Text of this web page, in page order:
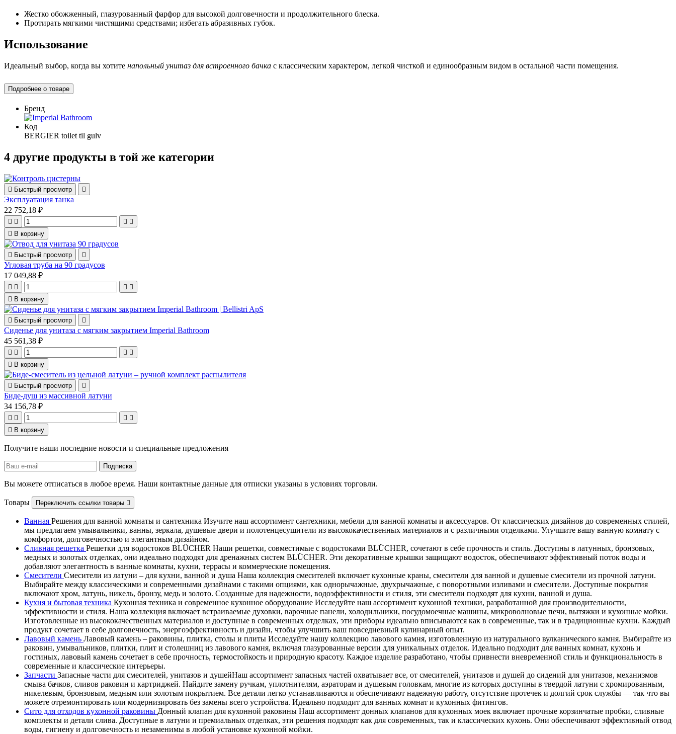
Жестко обожженный, глазурованный фарфор для высокой долговечности и продолжительного блеска.
Протирать мягкими чистящими средствами; избегать абразивных губок.
Использование
Идеальный выбор, когда вы хотите напольный унитаз для встроенного бачка с классическим характером, легкой чисткой и единообразным видом в остальной части помещения.
Подробнее о товаре
Бренд
Код
BERGIER toilet til gulv
4 другие продукты в той же категории
 Быстрый просмотр 
Эксплуатация танка
22 752,18 ₽
   
 В корзину
 Быстрый просмотр 
Угловая труба на 90 градусов
17 049,88 ₽
   
 В корзину
 Быстрый просмотр 
Сиденье для унитаза с мягким закрытием Imperial Bathroom
45 561,38 ₽
   
 В корзину
 Быстрый просмотр 
Биде-душ из массивной латуни
34 156,78 ₽
   
 В корзину
Получите наши последние новости и специальные предложения
Вы можете отписаться в любое время. Наши контактные данные для отписки указаны в условиях торговли.
Товары Переключить ссылки товары 
Ванная Решения для ванной комнаты и сантехника Изучите наш ассортимент сантехники, мебели для ванной комнаты и аксессуаров. От классических дизайнов до современных стилей,
мы предлагаем умывальники, ванны, зеркала, душевые двери и полотенцесушители из высококачественных материалов и с различными отделками. Улучшите вашу ванную комнату с
комфортом, долговечностью и элегантным дизайном.
Сливная решетка Решетки для водостоков BLÜCHER Наши решетки, совместимые с водостоками BLÜCHER, сочетают в себе прочность и стиль. Доступны в латунных, бронзовых,
медных и золотых отделках, они идеально подходят для дренажных систем BLÜCHER. Эти декоративные крышки защищают водосток, обеспечивают эффективный поток воды и
добавляют элегантность в ванные комнаты, кухни, террасы и коммерческие помещения.
Смесители Смесители из латуни – для кухни, ванной и душа Наша коллекция смесителей включает кухонные краны, смесители для ванной и душевые смесители из прочной латуни.
Выбирайте между классическими и современными дизайнами с такими опциями, как однорычажные, двухрычажные, с поворотными изливами и смесители. Доступные покрытия
включают хром, латунь, никель, бронзу, медь и золото. Созданные для надежности, водоэффективности и стиля, эти смесители подходят для кухни, ванной и душа.
Кухня и бытовая техника Кухонная техника и современное кухонное оборудование Исследуйте наш ассортимент кухонной техники, разработанной для производительности,
эффективности и стиля. Наша коллекция включает встраиваемые духовки, варочные панели, холодильники, посудомоечные машины, микроволновые печи, вытяжки и кухонные мойки.
Изготовленные из высококачественных материалов и доступные в современных отделках, эти приборы идеально вписываются как в современные, так и в традиционные кухни. Каждый
продукт сочетает в себе долговечность, энергоэффективность и дизайн, чтобы улучшить ваш повседневный кулинарный опыт.
Лавовый камень Лавовый камень – раковины, плитка, столы и плиты Исследуйте нашу коллекцию лавового камня, изготовленную из натурального вулканического камня. Выбирайте из
раковин, умывальников, плитки, плит и столешниц из лавового камня, включая глазурованные версии для уникальных отделок. Идеально подходит для ванных комнат, кухонь и
гостиных, лавовый камень сочетает в себе прочность, термостойкость и природную красоту. Каждое изделие разработано, чтобы привнести вневременной стиль и функциональность в
современные и классические интерьеры.
Запчасти Запасные части для смесителей, унитазов и душейНаш ассортимент запасных частей охватывает все, от смесителей, унитазов и душей до сидений для унитазов, механизмов
смыва бачков, сливов раковин и картриджей. Найдите замену ручкам, уплотнителям, аэраторам и душевым головкам, многие из которых доступны в твердой латуни с хромированным,
никелевым, бронзовым, медным или золотым покрытием. Все детали легко устанавливаются и обеспечивают надежную работу, отсутствие протечек и долгий срок службы — так что вы
можете отремонтировать или модернизировать без замены всего устройства. Идеально подходит для ванных комнат и кухонных фитингов.
Сито для отходов кухонной раковины Донный клапан для кухонной раковины Наш ассортимент донных клапанов для кухонных моек включает прочные корзинчатые пробки, сливные
комплекты и детали слива. Доступные в латуни и премиальных отделках, эти решения подходят как для современных, так и классических кухонь. Они обеспечивают эффективный отвод
воды, гигиену и долговечность и незаменимы в любой установке кухонной мойки.